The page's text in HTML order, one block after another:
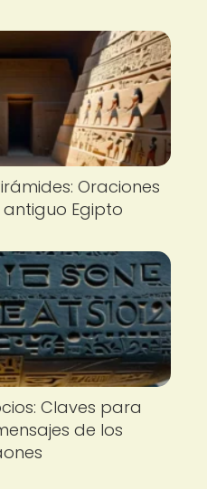
Oraciones
Egipto
Claves para
de los